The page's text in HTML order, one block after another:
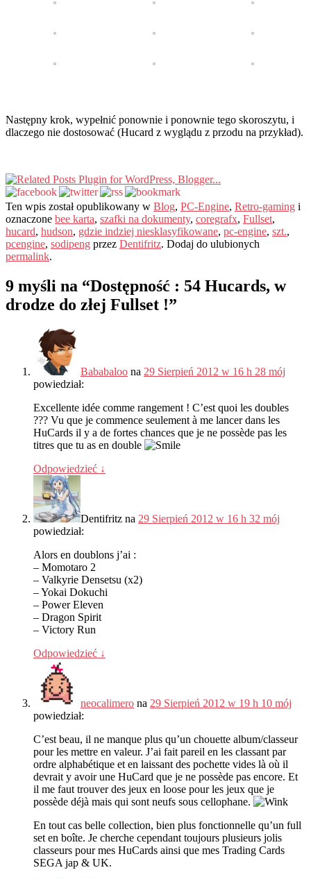
Następny krok, wypełnić ponownie i ponownie tego skoroszytu, i
dlaczego nie dostosować (Hucard z wyglądu z przodu na przykład).
Ten wpis został opublikowany w Blog, PC-Engine, Retro-gaming i
oznaczone bee karta, szafki na dokumenty, coregrafx, Fullset,
hucard, hudson, gdzie indziej niesklasyfikowane, pc-engine, szt.,
pcengine, sodipeng przez Dentifritz. Dodaj do ulubionych
permalink.
9 myśli na “Dostępność : 54 Hucards, w
drodze do złej Fullset !”
Bababaloo na 29 Sierpień 2012 w 16 h 28 mój
powiedział:
Excellente idée comme rangement ! C’est quoi les doubles
??? Vu que je commence seulement à me lancer dans les
HuCards il y a de fortes chances que je ne possède pas les
titres que tu as en double
Odpowiedzieć ↓
Dentifritz na 29 Sierpień 2012 w 16 h 32 mój
powiedział:
Alors en doublons j’ai :
– Momotaro 2
– Valkyrie Densetsu (x2)
–Yokai Dokuchi
– Power Eleven
– Dragon Spirit
– Victory Run
Odpowiedzieć ↓
neocalimero na 29 Sierpień 2012 w 19 h 10 mój
powiedział:
C’est beau, il ne manque plus qu’un chouette album/classeur
pour les mettre en valeur. J’ai fait pareil en les classant par
ordre alphabétique et en laissant des pochette vides là où il
devrait y avoir une HuCard que je ne possède pas encore. Et
il me faut trouver des jeux en loose pour les jeux que je
possède déjà mais qui sont neufs sous cellophane.
En tout cas belle collection, bien plus fonctionnelle qu’un full
set en boîte. Je cherche cependant toujours plusieurs jolis
classeurs pour mes HuCards ainsi que mes Trading Cards
SEGA jap & UK.